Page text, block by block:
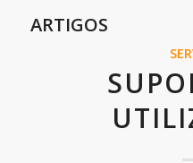
ARTIGOS